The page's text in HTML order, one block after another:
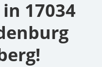
17034